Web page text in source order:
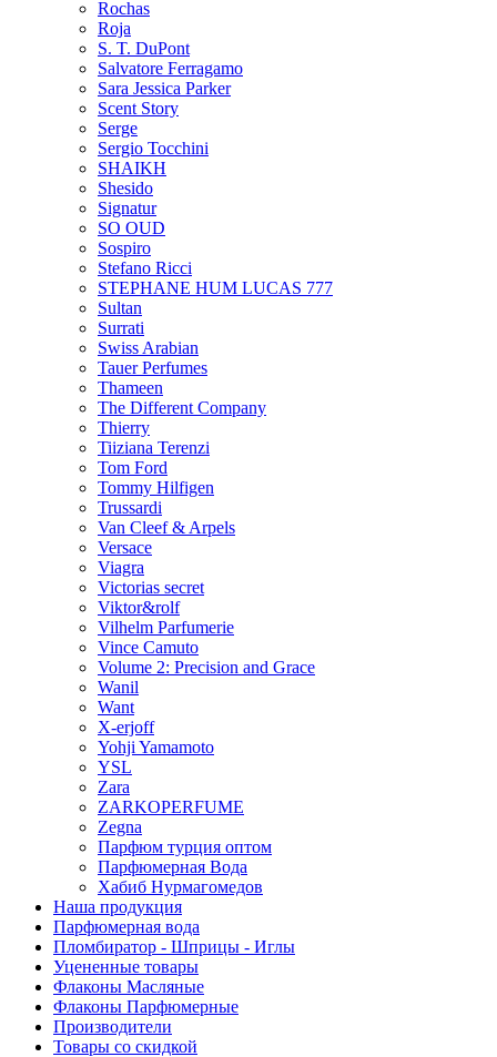
Rochas
Roja
S. T. DuPont
Salvatore Ferragamo
Sara Jessica Parker
Scent Story
Serge
Sergio Tocchini
SHAIKH
Shesido
Signatur
SO OUD
Sospiro
Stefano Ricci
STEPHANE HUM LUCAS 777
Sultan
Surrati
Swiss Arabian
Tauer Perfumes
Thameen
The Different Company
Thierry
Tiiziana Terenzi
Tom Ford
Tommy Hilfigen
Trussardi
Van Cleef & Arpels
Versace
Viagra
Victorias secret
Viktor&rolf
Vilhelm Parfumerie
Vince Camuto
Volume 2: Precision and Grace
Wanil
Want
X-erjoff
Yohji Yamamoto
YSL
Zara
ZARKOPERFUME
Zegna
Парфюм турция оптом
Парфюмерная Вода
Хабиб Нурмагомедов
Наша продукция
Парфюмерная вода
Пломбиратор - Шприцы - Иглы
Уцененные товары
Флаконы Масляные
Флаконы Парфюмерные
Производители
Товары со скидкой